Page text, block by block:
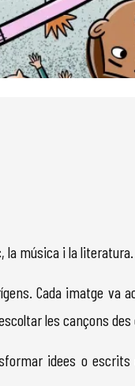
música i la literatura.
Cada imatge va
les cançons des
idees o